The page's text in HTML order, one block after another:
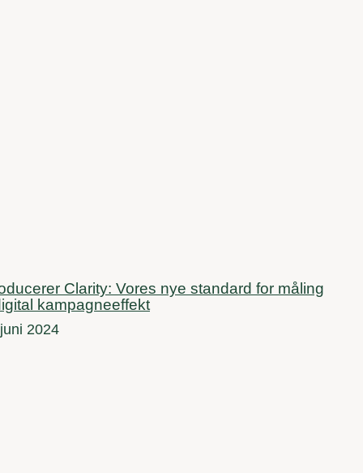
Clarity: Vores nye standard for måling
kampagneeffekt
2024